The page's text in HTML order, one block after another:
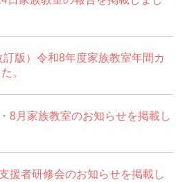
訂版）令和8年度家族教室年間カ
。
8月 家族教室のお知らせを掲載し
援者研修会のお知らせを掲載し